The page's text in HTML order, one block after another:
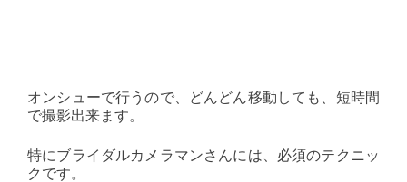
オンシューで行うので、どんどん移動しても、短時間
で撮影出来ます。
特にブライダルカメラマンさんには、必須のテクニッ
クです。